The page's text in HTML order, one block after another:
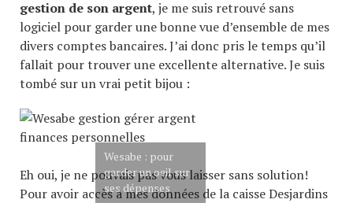
gestion de son argent, je me suis retrouvé sans
logiciel pour garder une bonne vue d’ensemble de mes
divers comptes bancaires. J’ai donc pris le temps qu’il
fallait pour trouver une excellente alternative. Je suis
tombé sur un vrai petit bijou :
Wesabe : pour
garder un oeil sur
ses dépenses
Eh oui, je ne pouvais pas vous laisser sans solution!
Pour avoir accès à mes données de la caisse Desjardins